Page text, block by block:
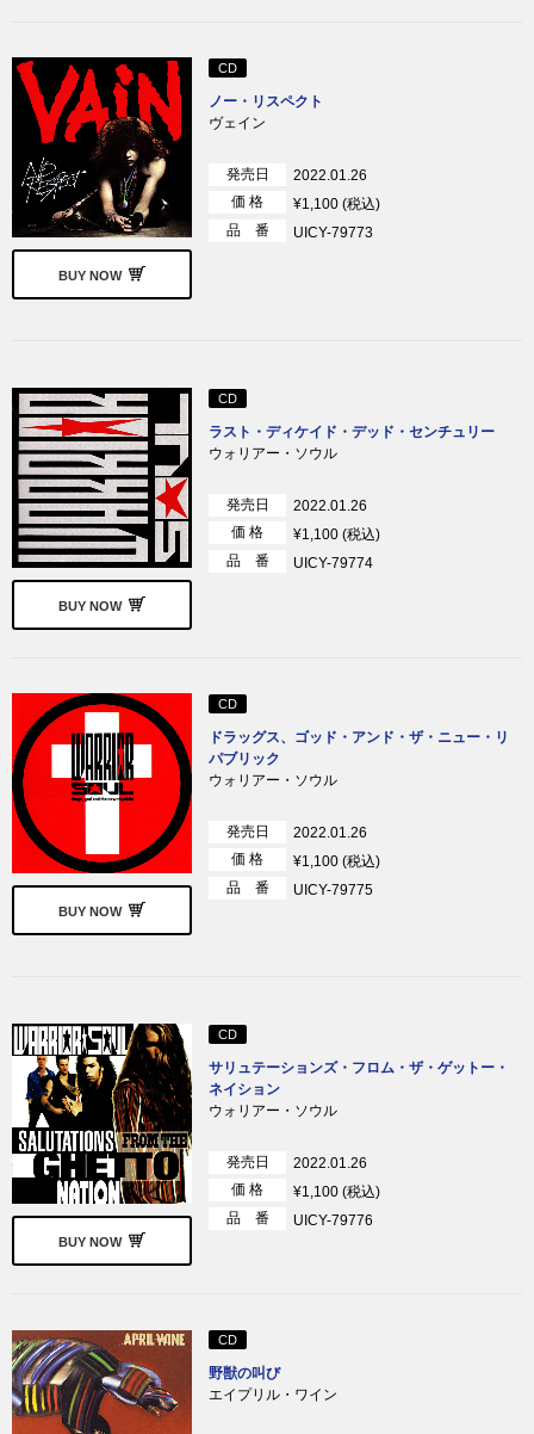
BUY NOW
CD
ノー・リスペクト
ヴェイン
発売日
2022.01.26
価 格
¥1,100 (税込)
品 番
UICY-79773
BUY NOW
CD
ラスト・ディケイド・デッド・センチュリー
ウォリアー・ソウル
発売日
2022.01.26
価 格
¥1,100 (税込)
品 番
UICY-79774
BUY NOW
CD
ドラッグス、ゴッド・アンド・ザ・ニュー・リ
パブリック
ウォリアー・ソウル
発売日
2022.01.26
価 格
¥1,100 (税込)
品 番
UICY-79775
BUY NOW
CD
サリュテーションズ・フロム・ザ・ゲットー・
ネイション
ウォリアー・ソウル
発売日
2022.01.26
価 格
¥1,100 (税込)
品 番
UICY-79776
CD
野獣の叫び
エイプリル・ワイン